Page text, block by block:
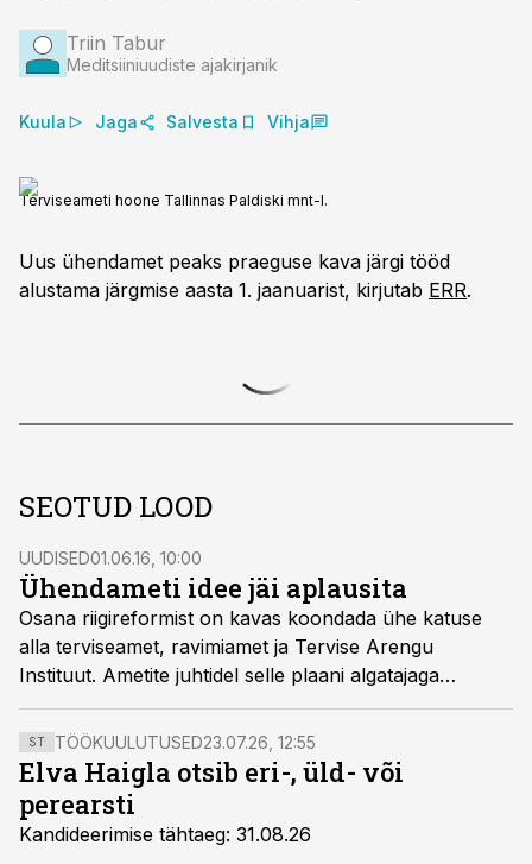
Triin Tabur
Meditsiiniuudiste ajakirjanik
Kuula Jaga Salvesta Vihja
Terviseameti hoone Tallinnas Paldiski mnt-l.
Uus ühendamet peaks praeguse kava järgi tööd
alustama järgmise aasta 1. jaanuarist, kirjutab ERR.
SEOTUD LOOD
UUDISED01.06.16, 10:00
Ühendameti idee jäi aplausita
Osana riigireformist on kavas koondada ühe katuse
alla terviseamet, ravimiamet ja Tervise Arengu
Instituut. Ametite juhtidel selle plaani algatajaga
üksmeelt aga ei ole, sest kuigi reformi mõte on
vähendada dubleerivaid ja ebavajalikke tegevusi,
näevad seniste asutuste juhid, et kattuvaid tegevusi
praktiliselt ei ole ning koondumine superametisse teeb
neile karuteene.
ST TÖÖKUULUTUSED23.07.26, 12:55
Elva Haigla otsib eri-, üld- või
perearsti
Kandideerimise tähtaeg: 31.08.26